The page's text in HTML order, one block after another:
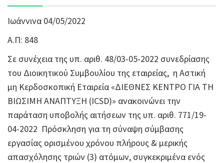
Ιωάννινα 04/05/2022
Α.Π: 848
Σε συνέχεια της υπ. αριθ. 48/03-05-2022 συνεδρίασης
του Διοικητικού Συμβουλίου της εταιρείας, η Αστική
μη Κερδοσκοπική Εταιρεία «ΔΙΕΘΝΕΣ ΚΕΝΤΡΟ ΓΙΑ ΤΗ
ΒΙΩΣΙΜΗ ΑΝΑΠΤΥΞΗ (ICSD)» ανακοινώνει την
παράταση υποβολής αιτήσεων της υπ. αριθ. 771/19-
04-2022 Πρόσκληση για τη σύναψη σύμβασης
εργασίας ορισμένου χρόνου πλήρους & μερικής
απασχόλησης τριών (3) ατόμων, συγκεκριμένα ενός